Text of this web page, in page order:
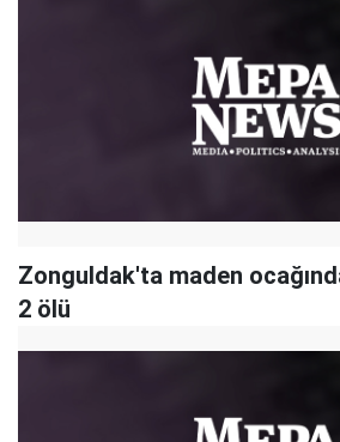
Zonguldak'ta maden
2 ölü